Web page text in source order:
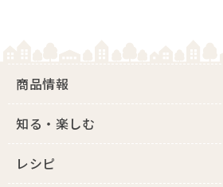
商品情報
知る・楽しむ
レシピ